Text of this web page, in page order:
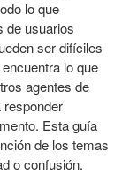
lo que
de usuarios
ser difíciles
lo que
agentes de
responder
Esta guía
de los temas
o confusión.